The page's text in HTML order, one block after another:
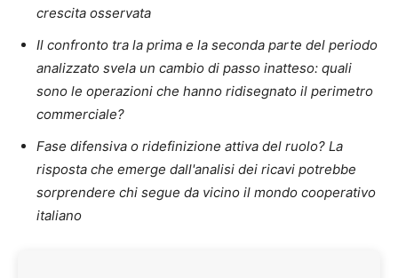
crescita osservata
Il confronto tra la prima e la seconda parte del periodo
analizzato svela un cambio di passo inatteso: quali
sono le operazioni che hanno ridisegnato il perimetro
commerciale?
Fase difensiva o ridefinizione attiva del ruolo? La
risposta che emerge dall'analisi dei ricavi potrebbe
sorprendere chi segue da vicino il mondo cooperativo
italiano